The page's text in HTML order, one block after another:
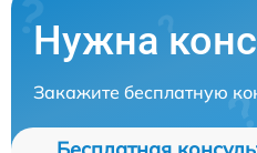
Нужна
Закажите бесплатную